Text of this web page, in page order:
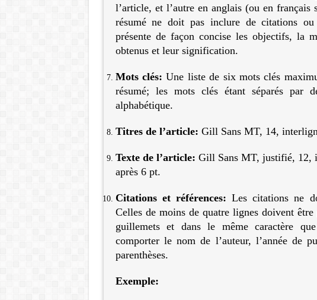
l’article, et l’autre en anglais (ou en
résumé ne doit pas inclure de citations
présente de façon concise les objectifs, la
obtenus et leur signification.
Mots clés:Une liste de six mots clés
résumé; les mots clés étant séparés par
alphabétique.
Titres de l’article: Gill Sans MT, 14,
Texte de l’article: Gill Sans MT, justifié, 12,
après 6 pt.
Citations et références:Les citations ne
Celles de moins de quatre lignes doivent
guillemets et dans le même caractère
comporter le nom de l’auteur, l’année de
parenthèses.
Exemple: